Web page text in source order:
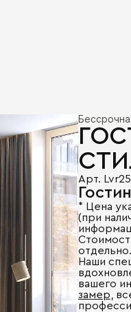
Арт.
* Цена
(при
отдельно.
Наши
вашего
замер ,